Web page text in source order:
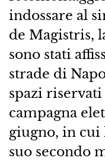
indossare al
de Magistris,
sono stati
strade di
spazi
campagna
giugno, in cui
suo secondo